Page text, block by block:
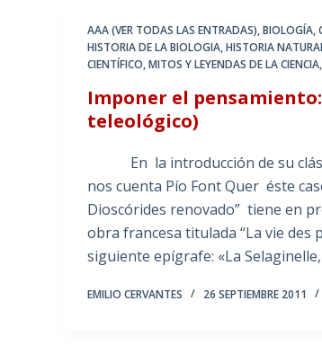
AAA (VER TODAS LAS ENTRADAS),BIOLOGÍA,
HISTORIA DE LA BIOLOGIA,HISTORIA
CIENTÍFICO,MITOS Y LEYENDAS DE LA CIENCIA
Imponer el
teleológico)
En la introducción de su
nos cuenta Pío Font Quer éste
Dioscórides renovado” tiene en
obra francesa titulada “La vie des
siguiente epígrafe: «La
EMILIO CERVANTES 26 SEPTIEMBRE 2011